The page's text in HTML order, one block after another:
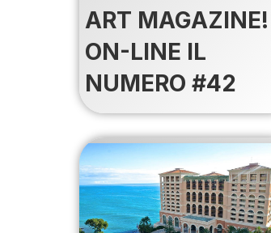
ART MAGAZINE!
ON-LINE IL
NUMERO #42